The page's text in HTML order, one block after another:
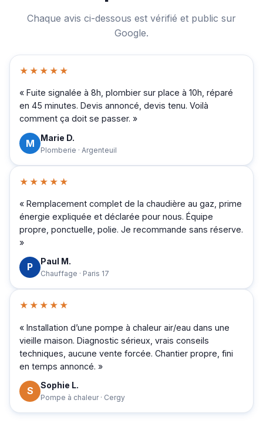
Chaque avis ci-dessous est vérifié et public sur
Google.
★★★★★
« Fuite signalée à 8h, plombier sur place à 10h, réparé
en 45 minutes. Devis annoncé, devis tenu. Voilà
comment ça doit se passer. »
M Marie D.
Plomberie · Argenteuil
★★★★★
« Remplacement complet de la chaudière au gaz, prime
énergie expliquée et déclarée pour nous. Équipe
propre, ponctuelle, polie. Je recommande sans réserve.
»
P Paul M.
Chauffage · Paris 17
★★★★★
« Installation d’une pompe à chaleur air/eau dans une
vieille maison. Diagnostic sérieux, vrais conseils
techniques, aucune vente forcée. Chantier propre, fini
en temps annoncé. »
S Sophie L.
Pompe à chaleur · Cergy